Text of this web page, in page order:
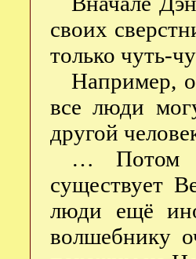
своих
только чуть-
Например,
все люди
другой
… Потом
существует
люди ещё
волшебнику